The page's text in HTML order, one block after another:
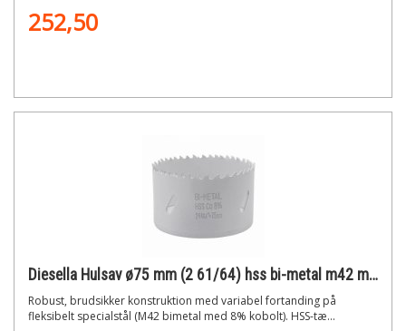
252,50
Diesella Hulsav ø75 mm (2 61/64) hss bi-metal m42 med 8% cobolt"
Robust, brudsikker konstruktion med variabel fortanding på
fleksibelt specialstål (M42 bimetal med 8% kobolt). HSS-tæ...